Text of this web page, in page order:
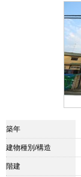
築年
建物種別/構造
階建